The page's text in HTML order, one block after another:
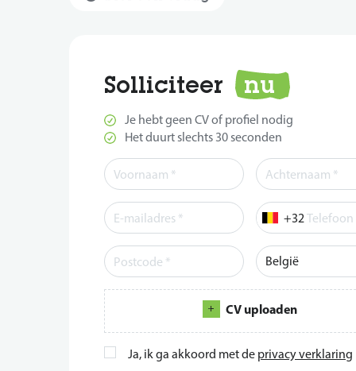
Solliciteer nu
Je hebt geen CV of profiel nodig
Het duurt slechts 30 seconden
Telefoon
CV uploaden
Ja, ik ga akkoord met de privacy verklaring